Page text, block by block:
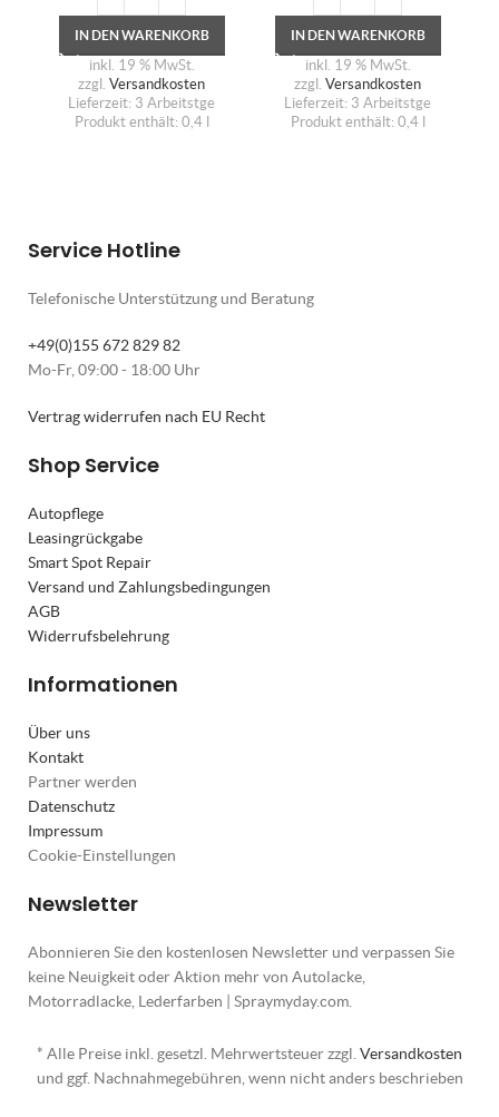
IN DEN WARENKORB
inkl. 19 % MwSt.
zzgl. Versandkosten
Lieferzeit: 3 Arbeitstge
Produkt enthält: 0,4
IN DEN WARENKORB
inkl. 19 % MwSt.
zzgl. Versandkosten
Lieferzeit: 3 Arbeitstge
Produkt enthält: 0,4
Service Hotline
Telefonische Unterstützung und Beratung
+49(0)155 672 829 82
Mo-Fr, 09:00 - 18:00 Uhr
Vertrag widerrufen nach EU Recht
Shop Service
Autopflege
Leasingrückgabe
Smart Spot Repair
Versand und Zahlungsbedingungen
AGB
Widerrufsbelehrung
Informationen
Über uns
Kontakt
Partner werden
Datenschutz
Impressum
Cookie-Einstellungen
Newsletter
Abonnieren Sie den kostenlosen Newsletter und verpassen Sie
keine Neuigkeit oder Aktion mehr von Autolacke,
Motorradlacke, Lederfarben | Spraymyday.com.
* Alle Preise inkl. gesetzl. Mehrwertsteuer zzgl. Versandkosten
und ggf. Nachnahmegebühren, wenn nicht anders beschrieben